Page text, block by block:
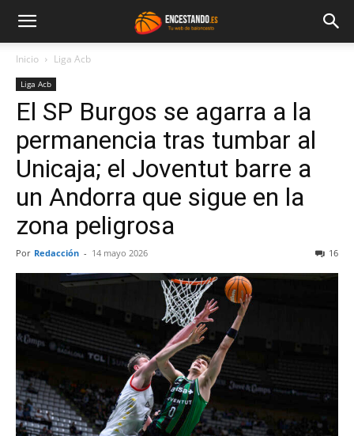
Inicio Liga Acb
Liga Acb
El SP Burgos se agarra a la
permanencia tras tumbar al
Unicaja; el Joventut barre a
un Andorra que sigue en la
zona peligrosa
Por Redacción - 14 mayo 2026 16